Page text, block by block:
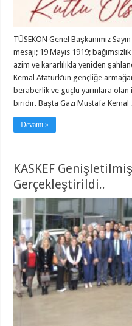
TÜSEKON Genel Başkanımız
mesajı; 19 Mayıs 1919;
azim ve kararlılıkla yeniden
Kemal Atatürk’ün gençliğe
beraberlik ve güçlü yarınlara olan
biridir. Başta Gazi Mustafa Kemal
Devamı »
KASKEF
Gerçekleştirildi..